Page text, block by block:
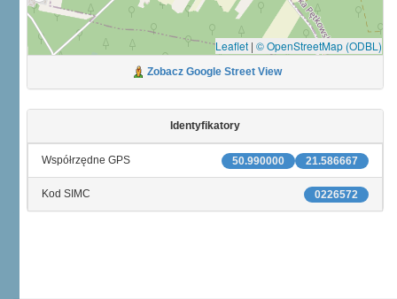
Leaflet | © OpenStreetMap (ODBL)
Zobacz Google Street View
Identyfikatory
21.586667
50.990000
Współrzędne GPS
0226572
Kod SIMC